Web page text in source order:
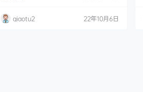
qiaotu2 22年10月6日